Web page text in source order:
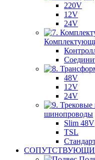
220V
12V
24V
48V
12V
24V
шинопроводы
Slim 48V
TSL